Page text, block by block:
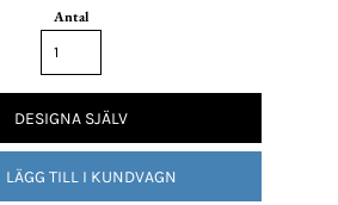
Antal
DESIGNA SJÄLV
LÄGG TILL I KUNDVAGN